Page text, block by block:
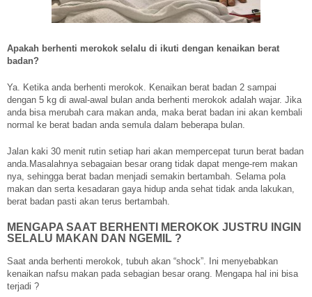
Apakah berhenti merokok selalu di ikuti dengan kenaikan berat
badan?
Ya. Ketika anda berhenti merokok. Kenaikan berat badan 2 sampai
dengan 5 kg di awal-awal bulan anda berhenti merokok adalah wajar. Jika
anda bisa merubah cara makan anda, maka berat badan ini akan kembali
normal ke berat badan anda semula dalam beberapa bulan.
Jalan kaki 30 menit rutin setiap hari akan mempercepat turun berat badan
anda.Masalahnya sebagaian besar orang tidak dapat menge-rem makan
nya, sehingga berat badan menjadi semakin bertambah. Selama pola
makan dan serta kesadaran gaya hidup anda sehat tidak anda lakukan,
berat badan pasti akan terus bertambah.
MENGAPA SAAT BERHENTI MEROKOK JUSTRU INGIN
SELALU MAKAN DAN NGEMIL ?
Saat anda berhenti merokok, tubuh akan “shock”. Ini menyebabkan
kenaikan nafsu makan pada sebagian besar orang. Mengapa hal ini bisa
terjadi ?